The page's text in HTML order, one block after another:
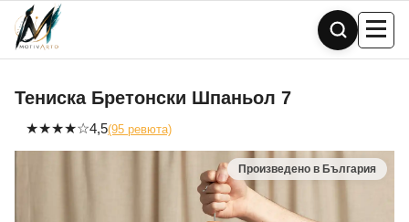
Skip
content
Тениска Бретонски Шпаньол 7
★★★★☆4,5(95 ревюта)